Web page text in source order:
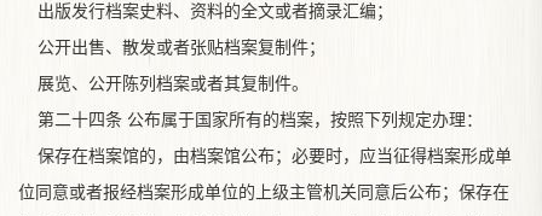
出版发行档案史料、资料的全文或者摘录汇编；
公开出售、散发或者张贴档案复制件；
展览、公开陈列档案或者其复制件。
第二十四条 公布属于国家所有的档案，按照下列规定办理：
保存在档案馆的，由档案馆公布；必要时，应当征得档案形成单
位同意或者报经档案形成单位的上级主管机关同意后公布；保存在